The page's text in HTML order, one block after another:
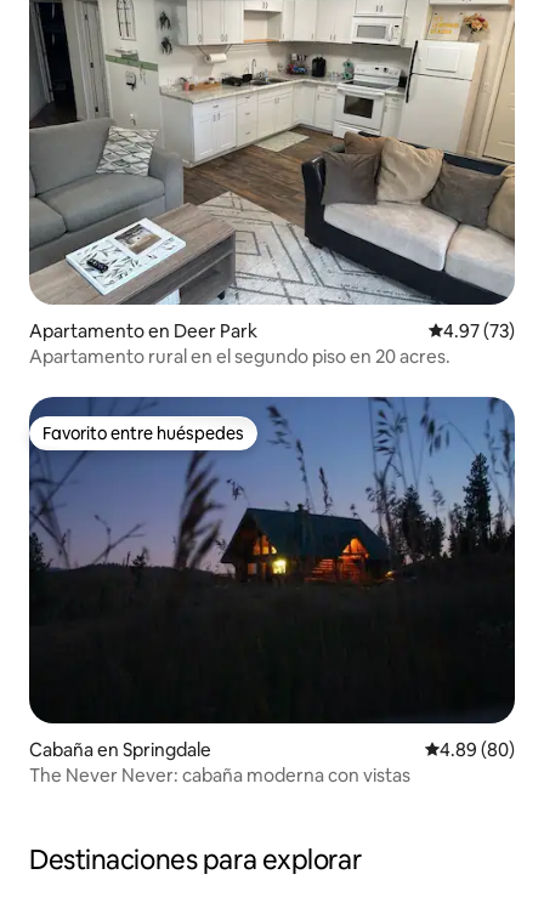
Apartamento en Deer Park Calificación
4.97 (73)
Apartamento rural en el segundo piso en 20 acres.
Favorito entre huéspedes
Favorito entre huéspedes
Cabaña en Springdale Calificación
4.89 (80)
The Never Never: cabaña moderna con vistas
Destinaciones para explorar